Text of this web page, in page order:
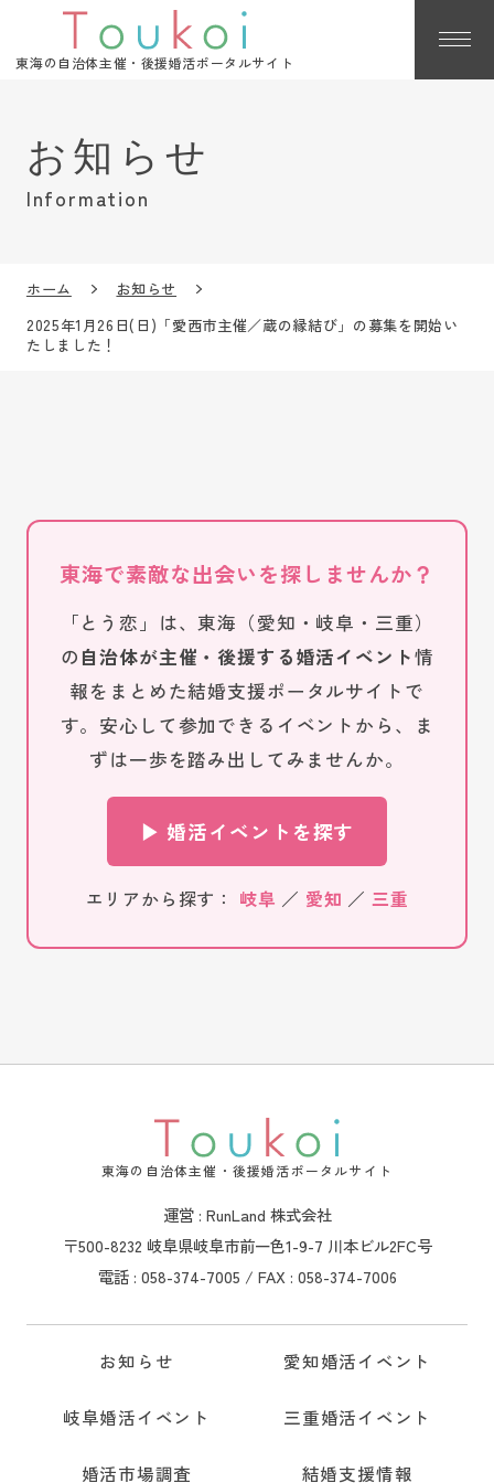
東海の自治体主催・後援婚活ポータルサイト
Information
ホーム
お知らせ
2025年1月26日(日)「愛西市主催／蔵の縁結び」の募集を開始い
たしました！
東海で素敵な出会いを探しませんか？
「とう恋」は、東海（愛知・岐阜・三重）
の 自治体が主催・後援する婚活イベント情
報をまとめた結婚支援ポータルサイトで
す。安心して参加できるイベントから、ま
ずは一歩を踏み出してみませんか。
▶ 婚活イベントを探す
エリアから探す： 岐阜 ／ 愛知 ／ 三重
東海の自治体主催・後援婚活ポータルサイト
運営 : RunLand 株式会社
〒500-8232 岐阜県岐阜市前一色1-9-7 川本ビル2FC号
電話 : 058-374-7005 / FAX : 058-374-7006
お知らせ 愛知婚活イベント
岐阜婚活イベント 三重婚活イベント
婚活市場調査 結婚支援情報